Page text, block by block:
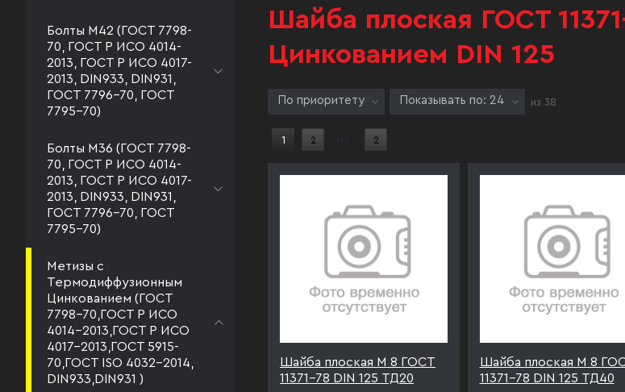
Болты М42 (ГОСТ 7798-
70, ГОСТ Р ИСО 4014-
2013, ГОСТ Р ИСО 4017-
2013, DIN933, DIN931,
ГОСТ 7796-70, ГОСТ
7795-70)
Болты М36 (ГОСТ 7798-
70, ГОСТ Р ИСО 4014-
2013, ГОСТ Р ИСО 4017-
2013, DIN933, DIN931,
ГОСТ 7796-70, ГОСТ
7795-70)
Метизы с
Термодиффузионным
Цинкованием (ГОСТ
7798-70,ГОСТ Р ИСО
4014-2013,ГОСТ Р ИСО
4017-2013,ГОСТ 5915-
70,ГОСТ ISO 4032-2014,
DIN933,DIN931 )
Шайба плоская ГОСТ
Цинкованием DIN 125
По приоритету Показывать по: 24 из 38
1 2 2
Шайба плоская М 8 ГОСТ
11371-78 DIN 125 ТД20
Шайба плоская М 8
11371-78 DIN 125 ТД40